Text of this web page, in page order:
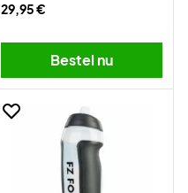
29,95 €
Bestel nu